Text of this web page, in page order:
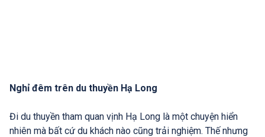
Nghỉ đêm trên du thuyền Hạ Long
Đi du thuyền tham quan vịnh Hạ Long là một chuyện hiển
nhiên mà bất cứ du khách nào cũng trải nghiệm. Thế nhưng